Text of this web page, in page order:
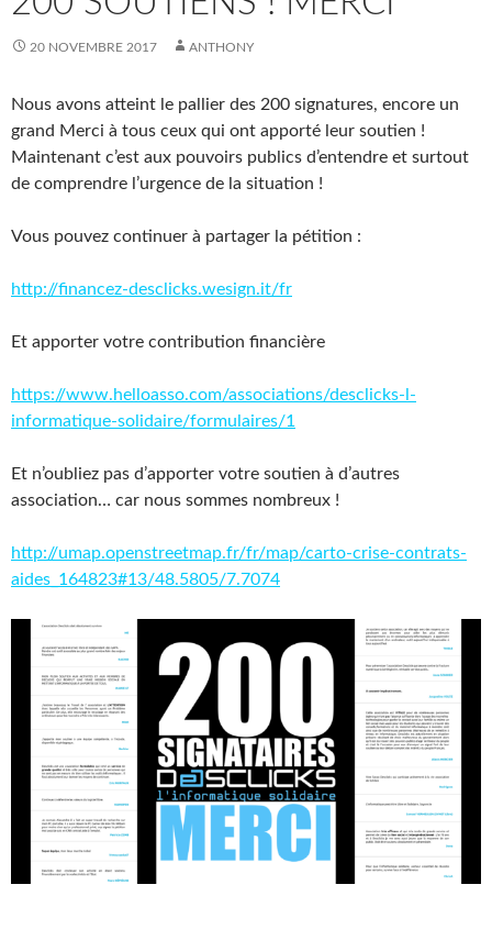
20 NOVEMBRE 2017 ANTHONY
Nous avons atteint le pallier des 200 signatures, encore un
grand Merci à tous ceux qui ont apporté leur soutien !
Maintenant c’est aux pouvoirs publics d’entendre et surtout
de comprendre l’urgence de la situation !
Vous pouvez continuer à partager la pétition :
http://financez-desclicks.wesign.it/fr
Et apporter votre contribution financière
https://www.helloasso.com/associations/desclicks-l-
informatique-solidaire/formulaires/1
Et n’oubliez pas d’apporter votre soutien à d’autres
association… car nous sommes nombreux !
http://umap.openstreetmap.fr/fr/map/carto-crise-contrats-
aides_164823#13/48.5805/7.7074